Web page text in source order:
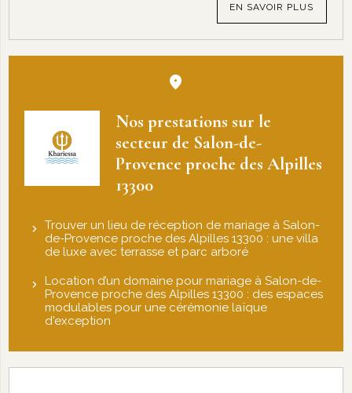
EN SAVOIR PLUS
Nos prestations sur le
secteur de Salon-de-
Provence proche des Alpilles
13300
Trouver un lieu de réception de mariage à Salon-
de-Provence proche des Alpilles 13300 : une villa
de luxe avec terrasse et parc arboré
Location d’un domaine pour mariage à Salon-de-
Provence proche des Alpilles 13300 : des espaces
modulables pour une cérémonie laïque
d'exception